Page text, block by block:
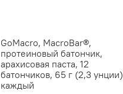
GoMacro, MacroBar®,
протеиновый батончик,
арахисовая паста, 12
батончиков, 65 г (2,3 унции)
каждый